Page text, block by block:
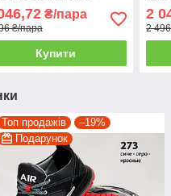
₴/пара
₴/пара
Купити
2
2
Топ продажів
–19%
Подарунок